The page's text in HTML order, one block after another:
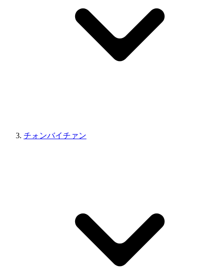
チォンバイチァン